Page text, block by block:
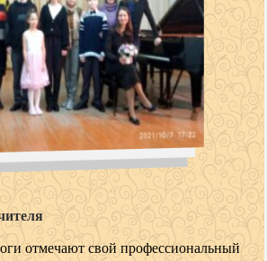
отмечают свой профессиональный